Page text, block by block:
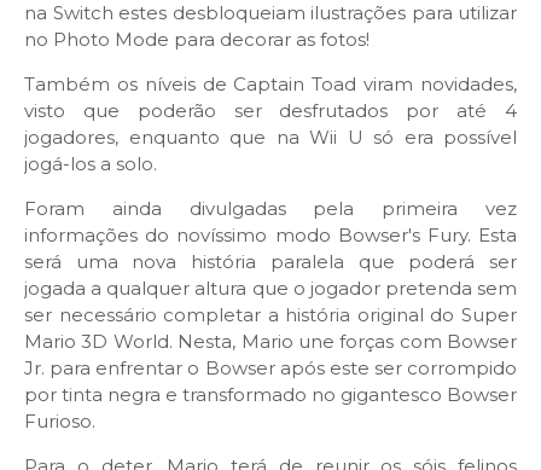
na Switch estes desbloqueiam ilustrações para utilizar
no Photo Mode para decorar as fotos!
Também os níveis de Captain Toad viram novidades,
visto que poderão ser desfrutados por até 4
jogadores, enquanto que na Wii U só era possível
jogá-los a solo.
Foram ainda divulgadas pela primeira vez
informações do novíssimo modo Bowser's Fury. Esta
será uma nova história paralela que poderá ser
jogada a qualquer altura que o jogador pretenda sem
ser necessário completar a história original do Super
Mario 3D World. Nesta, Mario une forças com Bowser
Jr. para enfrentar o Bowser após este ser corrompido
por tinta negra e transformado no gigantesco Bowser
Furioso.